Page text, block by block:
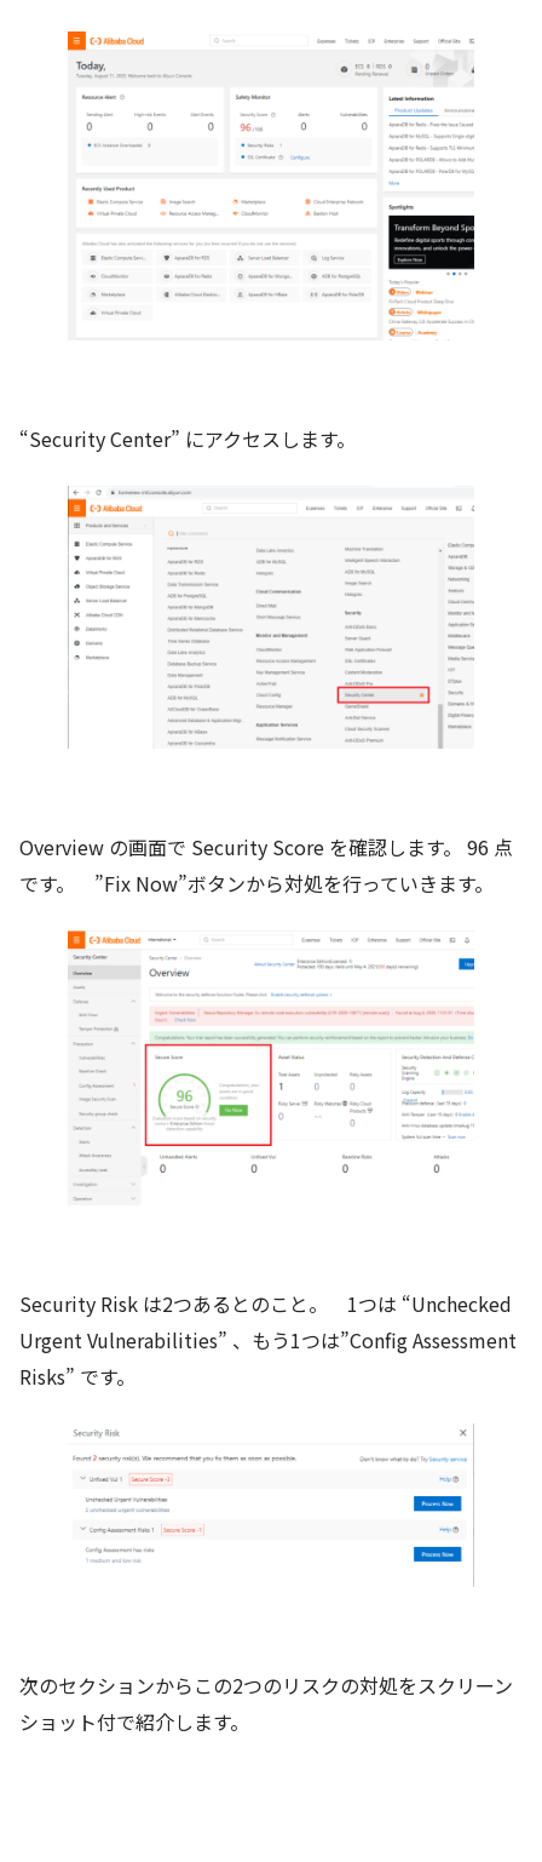
“Security Center” にアクセスします。
Overview の画面で Security Score を確認します。 96 点
です。 ”Fix Now”ボタンから対処を行っていきます。
Security Risk は2つあるとのこと。 1つは “Unchecked
Urgent Vulnerabilities” 、もう1つは”Config Assessment
Risks” です。
次のセクションからこの2つのリスクの対処をスクリーン
ショット付で紹介します。